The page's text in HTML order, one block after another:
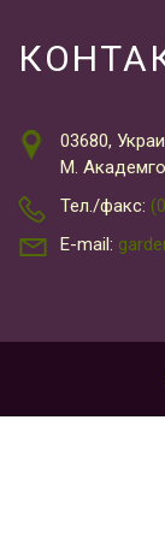
03680,
М.
Тел./факс:
E-mail: